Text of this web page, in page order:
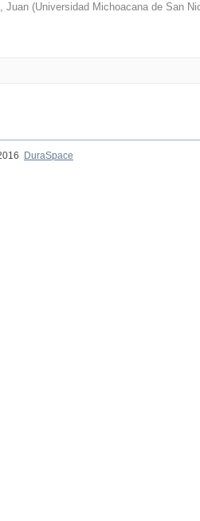
Juan (Universidad Michoacana de San
DuraSpace